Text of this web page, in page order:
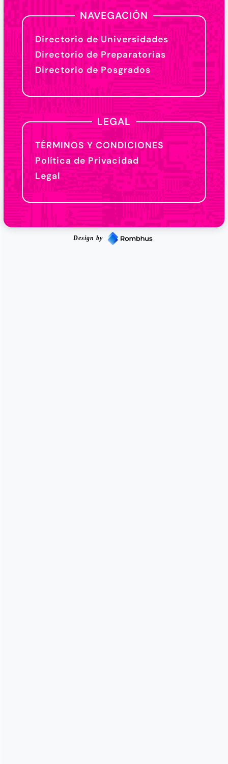
NAVEGACIÓN
Directorio de Universidades
Directorio de Preparatorias
Directorio de Posgrados
LEGAL
TÉRMINOS Y CONDICIONES
Política de Privacidad
Legal
Design by